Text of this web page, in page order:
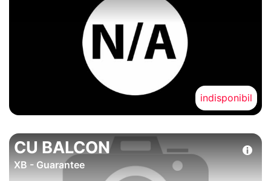
indisponibil
CU BALCON
XB - Guarantee